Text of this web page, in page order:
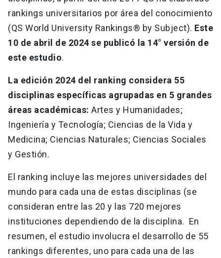
rankings universitarios por área del conocimiento
(QS World University Rankings® by Subject). Este
10 de abril de 2024 se publicó la 14° versión de
este estudio.
La edición 2024 del ranking considera 55
disciplinas específicas agrupadas en 5 grandes
áreas académicas: Artes y Humanidades;
Ingeniería y Tecnología; Ciencias de la Vida y
Medicina; Ciencias Naturales; Ciencias Sociales
y Gestión.
El ranking incluye las mejores universidades del
mundo para cada una de estas disciplinas (se
consideran entre las 20 y las 720 mejores
instituciones dependiendo de la disciplina. En
resumen, el estudio involucra el desarrollo de 55
rankings diferentes, uno para cada una de las